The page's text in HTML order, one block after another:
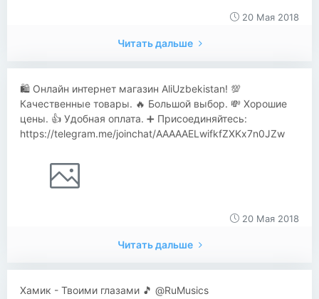
20 Мая 2018
Читать дальше
🛍 Онлайн интернет магазин AliUzbekistan! 💯
Качественные товары. 🔥 Большой выбор. 💸 Хорошие
цены. 👍 Удобная оплата. ➕ Присоединяйтесь:
https://telegram.me/joinchat/AAAAAELwifkfZXKx7n0JZw
20 Мая 2018
Читать дальше
Хамик - Твоими глазами 🎵 @RuMusics